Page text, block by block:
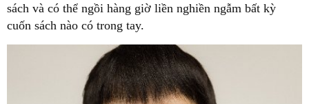
sách và có thể ngồi hàng giờ liền nghiền ngẫm bất kỳ
cuốn sách nào có trong tay.